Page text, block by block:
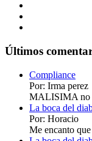
Últimos
Compliance
Por: Irma perez
MALISIMA no
La boca del
Por: Horacio
Me encanto